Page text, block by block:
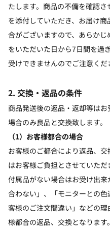
たします。商品の不備を確認
を添付していただき、お届け
合がございますので、あらか
をいただいた日から7日間を過
受けできませんのでご注意くだ
2. 交換・返品の条件
商品発送後の返品・返却等は
場合のみ良品と交換致します。
（1）お客様都合の場合
お客様のご都合により返品、
はお客様ご負担とさせていただ
付属品がない場合はお受け出
合わない」、「モニターとの
客様のご注文間違い」などの
様都合の返品、交換となります